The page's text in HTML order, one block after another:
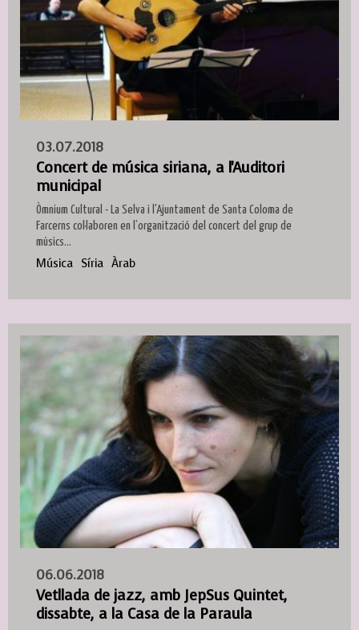
03.07.2018
Concert de música siriana, a l'Auditori
municipal
Òmnium Cultural - La Selva i l'Ajuntament de Santa Coloma de
Farcerns col·laboren en l’organització del concert del grup de
músics...
Música Síria Àrab
06.06.2018
Vetllada de jazz, amb JepSus Quintet,
dissabte, a la Casa de la Paraula